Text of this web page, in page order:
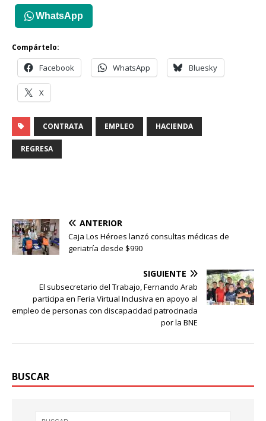
WhatsApp
Compártelo:
Facebook WhatsApp Bluesky
X
CONTRATA EMPLEO HACIENDA
REGRESA
ANTERIOR
Caja Los Héroes lanzó consultas médicas de
geriatría desde $990
SIGUIENTE
El subsecretario del Trabajo, Fernando Arab
participa en Feria Virtual Inclusiva en apoyo al
empleo de personas con discapacidad patrocinada
por la BNE
BUSCAR